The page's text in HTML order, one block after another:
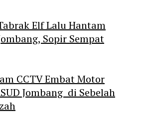
Elf Lalu Hantam
Sopir Sempat
CCTV Embat Motor
Jombang di Sebelah